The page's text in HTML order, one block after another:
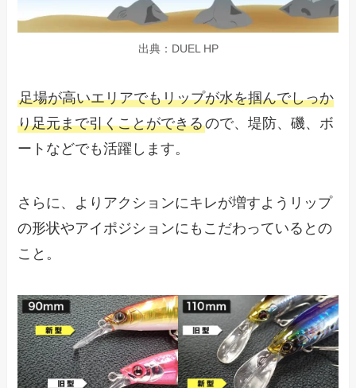
出典：DUEL HP
足場が高いエリアでもリップが水を掴んでしっか
り足元まで引くことができるので、堤防、磯、ボ
ートなどでも活躍します。
さらに、よりアクションにキレが増すようリップ
の形状やアイポジションにもこだわっているとの
こと。